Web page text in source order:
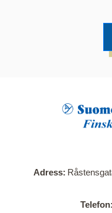
När du klickar på
Här visas en karta
Adress
Telefon